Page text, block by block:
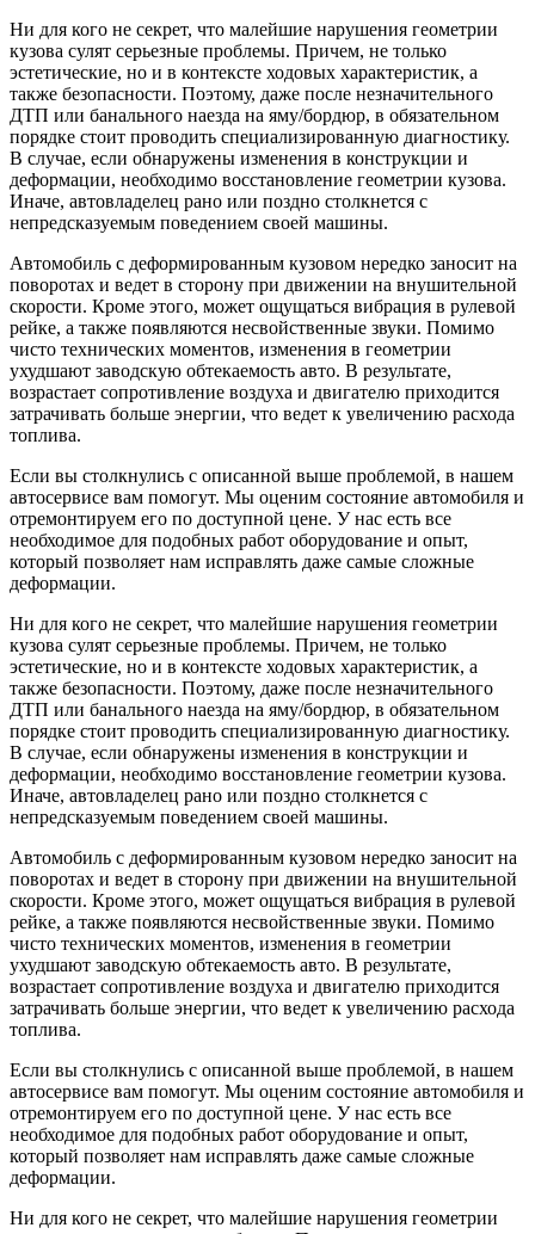
Ни для кого не секрет, что малейшие нарушения геометрии
кузова сулят серьезные проблемы. Причем, не только
эстетические, но и в контексте ходовых характеристик, а
также безопасности. Поэтому, даже после незначительного
ДТП или банального наезда на яму/бордюр, в обязательном
порядке стоит проводить специализированную диагностику.
В случае, если обнаружены изменения в конструкции и
деформации, необходимо восстановление геометрии кузова.
Иначе, автовладелец рано или поздно столкнется с
непредсказуемым поведением своей машины.
Автомобиль с деформированным кузовом нередко заносит на
поворотах и ведет в сторону при движении на внушительной
скорости. Кроме этого, может ощущаться вибрация в рулевой
рейке, а также появляются несвойственные звуки. Помимо
чисто технических моментов, изменения в геометрии
ухудшают заводскую обтекаемость авто. В результате,
возрастает сопротивление воздуха и двигателю приходится
затрачивать больше энергии, что ведет к увеличению расхода
топлива.
Если вы столкнулись с описанной выше проблемой, в нашем
автосервисе вам помогут. Мы оценим состояние автомобиля и
отремонтируем его по доступной цене. У нас есть все
необходимое для подобных работ оборудование и опыт,
который позволяет нам исправлять даже самые сложные
деформации.
Ни для кого не секрет, что малейшие нарушения геометрии
кузова сулят серьезные проблемы. Причем, не только
эстетические, но и в контексте ходовых характеристик, а
также безопасности. Поэтому, даже после незначительного
ДТП или банального наезда на яму/бордюр, в обязательном
порядке стоит проводить специализированную диагностику.
В случае, если обнаружены изменения в конструкции и
деформации, необходимо восстановление геометрии кузова.
Иначе, автовладелец рано или поздно столкнется с
непредсказуемым поведением своей машины.
Автомобиль с деформированным кузовом нередко заносит на
поворотах и ведет в сторону при движении на внушительной
скорости. Кроме этого, может ощущаться вибрация в рулевой
рейке, а также появляются несвойственные звуки. Помимо
чисто технических моментов, изменения в геометрии
ухудшают заводскую обтекаемость авто. В результате,
возрастает сопротивление воздуха и двигателю приходится
затрачивать больше энергии, что ведет к увеличению расхода
топлива.
Если вы столкнулись с описанной выше проблемой, в нашем
автосервисе вам помогут. Мы оценим состояние автомобиля и
отремонтируем его по доступной цене. У нас есть все
необходимое для подобных работ оборудование и опыт,
который позволяет нам исправлять даже самые сложные
деформации.
Ни для кого не секрет, что малейшие нарушения геометрии